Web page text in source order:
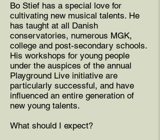
Bo Stief has a special love for
cultivating new musical talents. He
has taught at all Danish
conservatories, numerous MGK,
college and post-secondary schools.
His workshops for young people
under the auspices of the annual
Playground Live initiative are
particularly successful, and have
influenced an entire generation of
new young talents.
What should I expect?